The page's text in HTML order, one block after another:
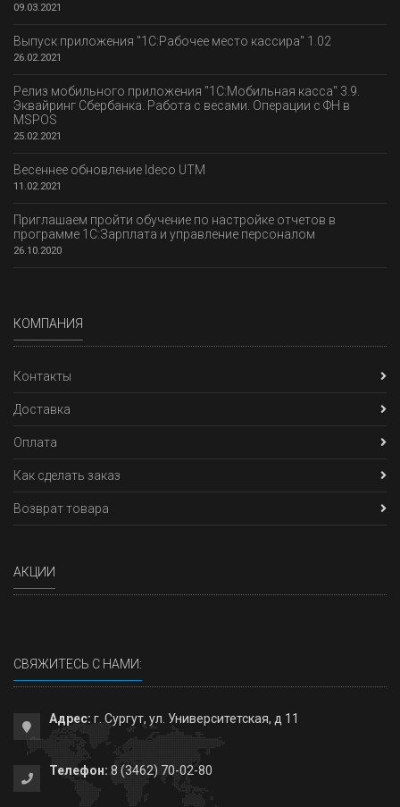
09.03.2021
Выпуск приложения "1С:Рабочее место кассира" 1.02
26.02.2021
Релиз мобильного приложения "1С:Мобильная касса" 3.9.
Эквайринг Сбербанка. Работа с весами. Операции с ФН в
MSPOS
25.02.2021
Весеннее обновление Ideco UTM
11.02.2021
Приглашаем пройти обучение по настройке отчетов в
программе 1С:Зарплата и управление персоналом
26.10.2020
КОМПАНИЯ
Контакты
Доставка
Оплата
Как сделать заказ
Возврат товара
АКЦИИ
СВЯЖИТЕСЬ С НАМИ:
Адрес: г. Сургут, ул. Университетская, д 11
Телефон: 8 (3462) 70-02-80